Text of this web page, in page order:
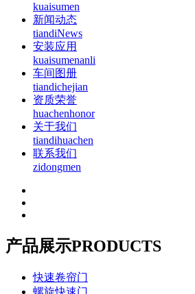
kuaisumen
新闻动态
tiandiNews
安装应用
kuaisumenanli
车间图册
tiandichejian
资质荣誉
huachenhonor
关于我们
tiandihuachen
联系我们
zidongmen
产品展示PRODUCTS
快速卷帘门